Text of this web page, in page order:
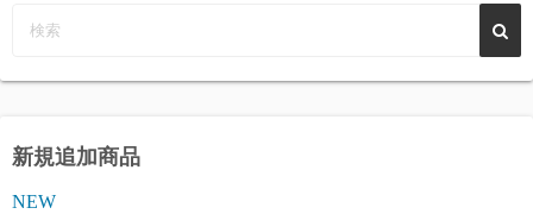
新規追加商品
NEW